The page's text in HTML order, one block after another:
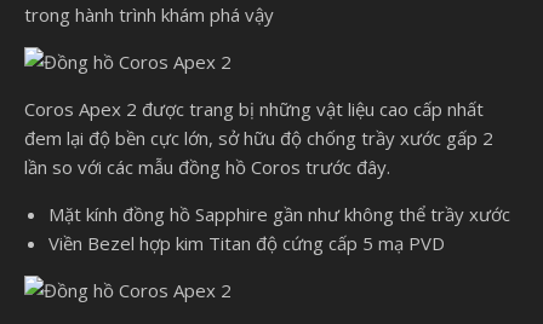
trong hành trình khám phá vậy
Coros Apex 2 được trang bị những vật liệu cao cấp nhất
đem lại độ bền cực lớn, sở hữu độ chống trầy xước gấp 2
lần so với các mẫu đồng hồ Coros trước đây.
Mặt kính đồng hồ Sapphire gần như không thể trầy xước
Viền Bezel hợp kim Titan độ cứng cấp 5 mạ PVD